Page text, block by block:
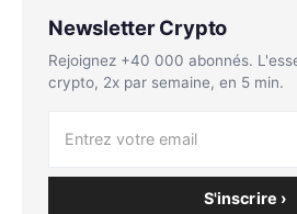
Newsletter Crypto
Rejoignez +40 000 abonnés.
crypto, 2x par semaine, en 5 min.
S'inscrire ›